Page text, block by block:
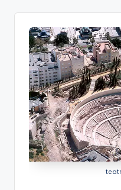
t
que
informa
Cartagena,
Cartagena,